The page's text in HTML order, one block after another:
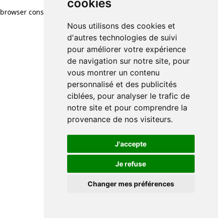
cookies
Nous utilisons des cookies et
d'autres technologies de suivi
pour améliorer votre expérience
de navigation sur notre site, pour
vous montrer un contenu
personnalisé et des publicités
ciblées, pour analyser le trafic de
notre site et pour comprendre la
provenance de nos visiteurs.
J'accepte
Je refuse
Changer mes préférences
cookies
Nous utilisons des cookies et
d'autres technologies de suivi
pour améliorer votre expérience
de navigation sur notre site, pour
vous montrer un contenu
personnalisé et des publicités
ciblées, pour analyser le trafic de
notre site et pour comprendre la
provenance de nos visiteurs.
J'accepte
Je refuse
Changer mes préférences
browser console for more information)